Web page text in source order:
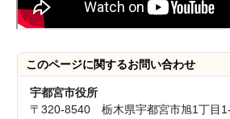
このページに関するお問い合わせ
宇都宮市役所
〒320-8540 栃木県宇都宮市旭1丁目